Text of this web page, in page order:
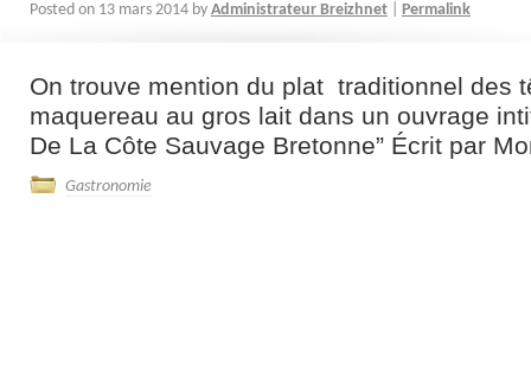
Posted on 13 mars 2014 by Administrateur Breizhnet Permalink
On trouve mention du plat traditionnel des
maquereau au gros lait dans un ouvrage
De La Côte Sauvage Bretonne” Écrit par
Gastronomie